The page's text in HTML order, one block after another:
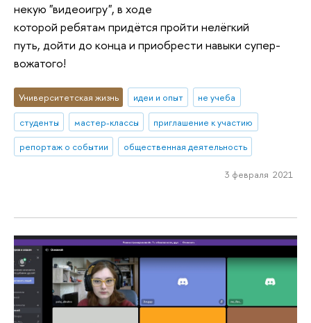
некую "видеоигру", в ходе
которой ребятам придётся пройти нелёгкий
путь, дойти до конца и приобрести навыки супер-
вожатого!
Университетская жизнь идеи и опыт
не учеба
студенты
мастер-классы
приглашение к участию
репортаж о событии
общественная деятельность
3 февраля 2021